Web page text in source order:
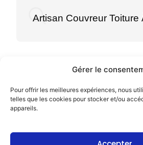
Gérer le
Pour offrir les meilleures expériences, nous
telles que les cookies pour stocker et/ou
appareils.
Artisan Couvreur Toiture
Menu